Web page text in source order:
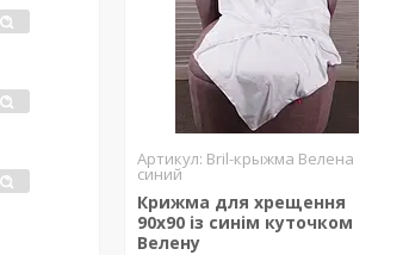
Bril-крыжма Велена
синий
Крижма для хрещення
90х90 із синім куточком
Велену